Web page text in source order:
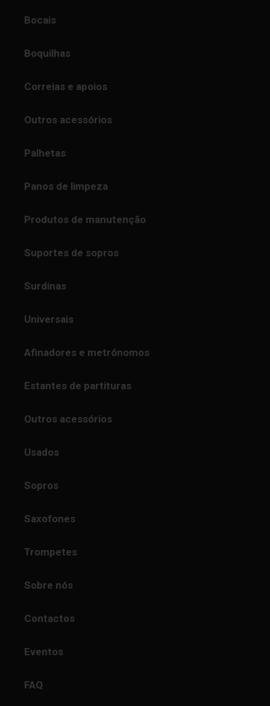
Bocais
Boquilhas
Correias e apoios
Outros acessórios
Palhetas
Panos de limpeza
Produtos de manutenção
Suportes de sopros
Surdinas
Universais
Afinadores e metrónomos
Estantes de partituras
Outros acessórios
Usados
Sopros
Saxofones
Trompetes
Sobre nós
Contactos
Eventos
FAQ